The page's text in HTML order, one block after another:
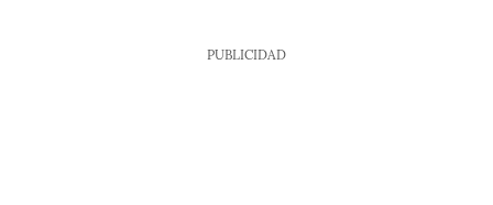
PUBLICIDAD